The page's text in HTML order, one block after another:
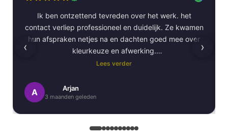
Ik ben ontzettend tevreden over het werk. het
contact verliep professioneel en duidelijk. Ze kwamen
hun afspraken netjes na en dachten goed mee over
kleurkeuze en afwerking.
uitgevoerd. Alles is strak afgewerkt en ze werkten
netjes en zorgvuldig, met oog voor detail. .
Lees verder
A Arjan
3 maanden geleden
‹ ›